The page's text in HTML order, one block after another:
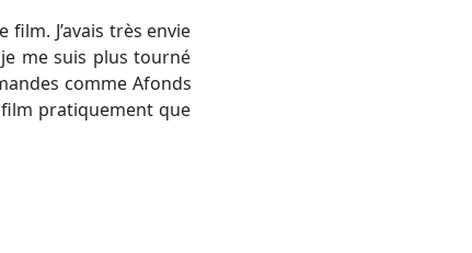
J’avais très envie
me suis plus tourné
comme Afonds
pratiquement que